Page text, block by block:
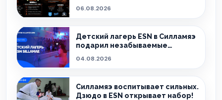
06.08.2026
Детский лагерь ESN в Силламяэ
подарил незабываемые
04.08.2026
Силламяэ воспитывает сильных.
Дзюдо в ESN открывает набор!